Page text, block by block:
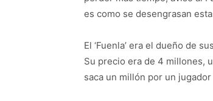
es como se desengrasan
El ‘Fuenla’ era el dueño de
Su precio era de 4 millones,
saca un millón por un